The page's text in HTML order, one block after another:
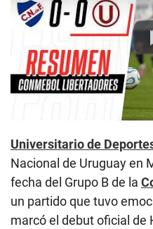
Universitario de
Nacional de Uruguay en
fecha del Grupo B de la
un partido que tuvo
marcó el debut oficial de